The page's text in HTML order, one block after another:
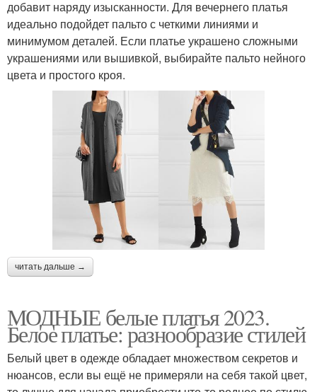
добавит наряду изысканности. Для вечернего платья
идеально подойдет пальто с четкими линиями и
минимумом деталей. Если платье украшено сложными
украшениями или вышивкой, выбирайте пальто нейного
цвета и простого кроя.
читать дальше →
МОДНЫЕ белые платья 2023.
Белое платье: разнообразие стилей
Белый цвет в одежде обладает множеством секретов и
нюансов, если вы ещё не примеряли на себя такой цвет,